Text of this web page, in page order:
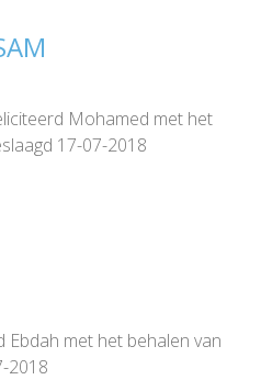
Mohamed met het
17-07-2018
Ebdah met het behalen van
2018